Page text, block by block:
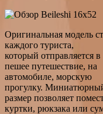
Оригинальная модель
каждого туриста,
который отправляется в
пешее путешествие, на
автомобиле, морскую
прогулку.
размер позволяет
куртки, рюкзака или